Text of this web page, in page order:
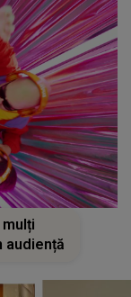
audiență